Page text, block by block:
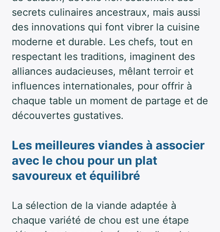
secrets culinaires ancestraux, mais aussi
des innovations qui font vibrer la cuisine
moderne et durable. Les chefs, tout en
respectant les traditions, imaginent des
alliances audacieuses, mêlant terroir et
influences internationales, pour offrir à
chaque table un moment de partage et de
découvertes gustatives.
Les meilleures viandes à associer
avec le chou pour un plat
savoureux et équilibré
La sélection de la viande adaptée à
chaque variété de chou est une étape